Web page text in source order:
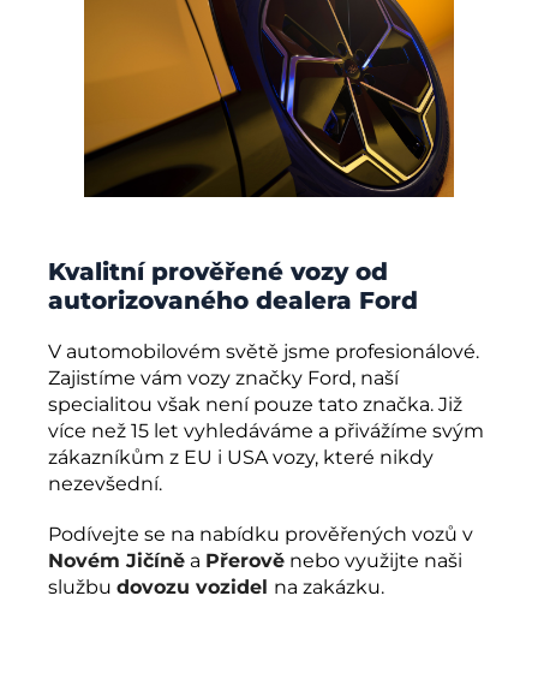
Kvalitní prověřené vozy od
autorizovaného dealera Ford
V automobilovém světě jsme profesionálové.
Zajistíme vám vozy značky Ford, naší
specialitou však není pouze tato značka. Již
více než 15 let vyhledáváme a přivážíme svým
zákazníkům z EU i USA vozy, které nikdy
nezevšední.
Podívejte se na nabídku prověřených vozů v
Novém Jičíně a Přerově nebo využijte naši
službu dovozu vozidel na zakázku.